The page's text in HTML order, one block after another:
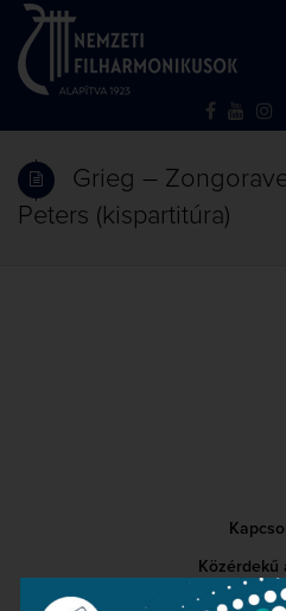
Grieg –
Peters (kispartitúra)
Közérdekű